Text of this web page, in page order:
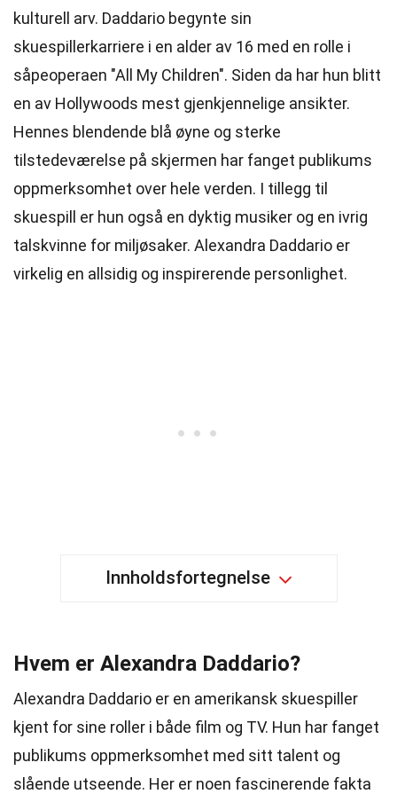
kulturell arv. Daddario begynte sin
skuespillerkarriere i en alder av 16 med en rolle i
såpeoperaen "All My Children". Siden da har hun blitt
en av Hollywoods mest gjenkjennelige ansikter.
Hennes blendende blå øyne og sterke
tilstedeværelse på skjermen har fanget publikums
oppmerksomhet over hele verden. I tillegg til
skuespill er hun også en dyktig musiker og en ivrig
talskvinne for miljøsaker. Alexandra Daddario er
virkelig en allsidig og inspirerende personlighet.
Innholdsfortegnelse
Hvem er Alexandra Daddario?
Alexandra Daddario er en amerikansk skuespiller
kjent for sine roller i både film og TV. Hun har fanget
publikums oppmerksomhet med sitt talent og
slående utseende. Her er noen fascinerende fakta